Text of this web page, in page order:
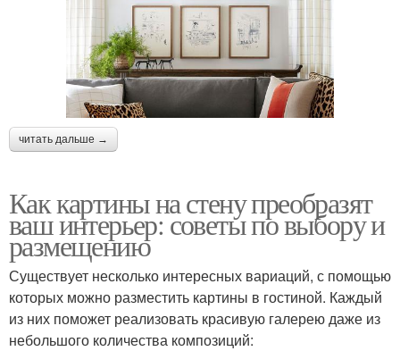
читать дальше →
Как картины на стену преобразят
ваш интерьер: советы по выбору и
размещению
Существует несколько интересных вариаций, с помощью
которых можно разместить картины в гостиной. Каждый
из них поможет реализовать красивую галерею даже из
небольшого количества композиций: